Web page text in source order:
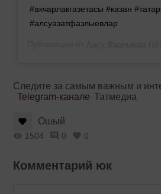
#акчарлакгазетасы #казан
#алсуазатфазлыевлар
Следите за самым важным и
Telegram-канале Татмедиа
Ошый
1504 0 0
Комментарий юк